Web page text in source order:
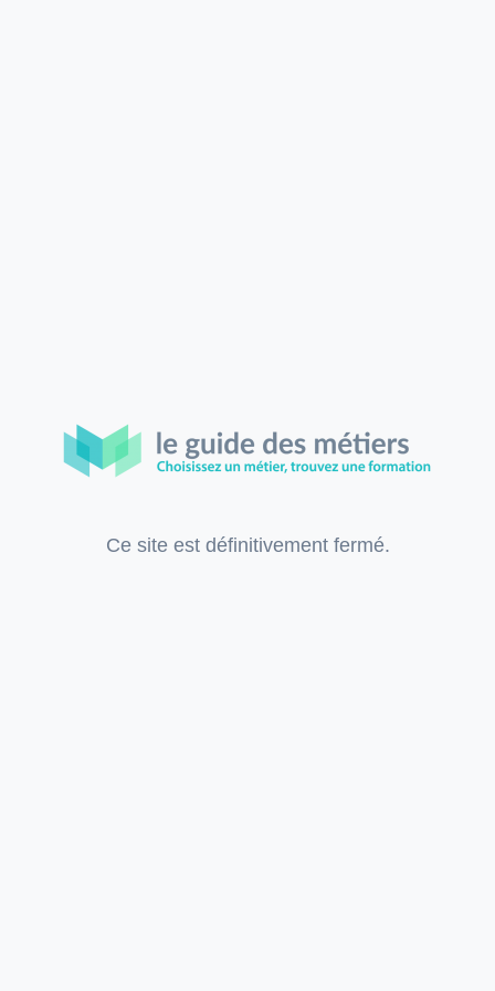
Ce site est définitivement fermé.